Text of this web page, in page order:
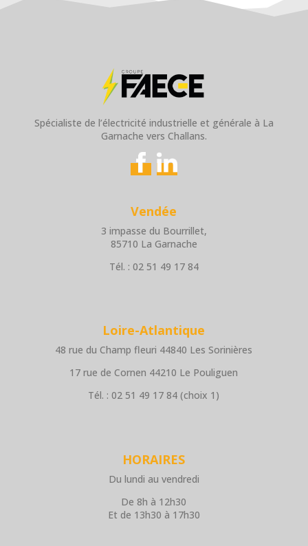
Spécialiste de l’électricité industrielle et générale à La
Garnache vers Challans.
Vendée
3 impasse du Bourrillet,
85710 La Garnache
Tél. : 02 51 49 17 84
Loire-Atlantique
48 rue du Champ fleuri 44840 Les Sorinières
17 rue de Cornen 44210 Le Pouliguen
Tél. : 02 51 49 17 84 (choix 1)
HORAIRES
Du lundi au vendredi
De 8h à 12h30
Et de 13h30 à 17h30